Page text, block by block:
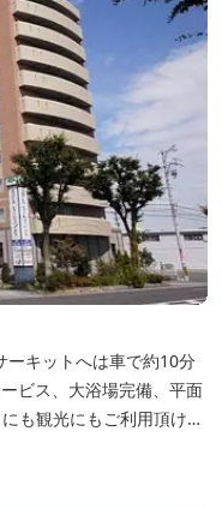
ーキットへは車で約10分
ビス、大浴場完備、平面
も観光にもご利用頂ける